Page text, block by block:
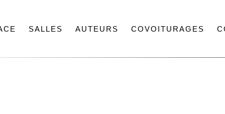
SALLES AUTEURS COVOITURAGES